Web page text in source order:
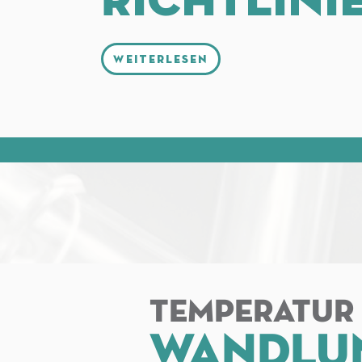
Weiterlesen
TEMPERATUR